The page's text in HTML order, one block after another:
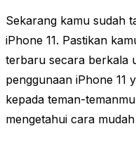
Sekarang kamu sudah
iPhone 11. Pastikan
terbaru secara berkala
penggunaan iPhone 11
kepada teman-
mengetahui cara